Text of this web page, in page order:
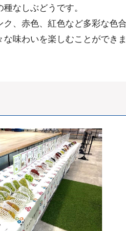
なしぶどうです。
、赤色、紅色など多彩な色合
味わいを楽しむことができま